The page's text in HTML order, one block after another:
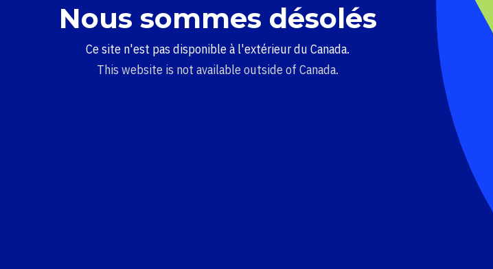
Nous sommes désolés
Ce site n'est pas disponible à l'extérieur du Canada.
This website is not available outside of Canada.